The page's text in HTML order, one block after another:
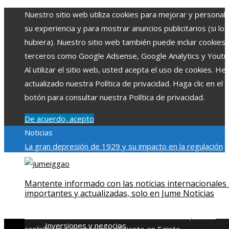
Nuestro sitio web utiliza cookies para mejorar y
su experiencia y para mostrar anuncios publicitarios (si los
hubiera). Nuestro sitio web también puede incluir cookies
terceros como Google Adsense, Google Analytics y
Al utilizar el sitio web, usted acepta el uso de cookies.
actualizado nuestra Política de privacidad. Haga clic en el
botón para consultar nuestra Política de privacidad.
De acuerdo, acepto
Noticias
La gran depresión de 1929 y su impacto en la regulación
bancariaLas 15 exploraciones espaciales que ampliaron
individuales más grandes y su impacto en la ciencia y
tecnología
Modelos de desarrollo sostenible basados en
Mantente informado con las noticias internacionales
importantes y actualizadas, solo en Jume Noticias
Inversiones y negocios